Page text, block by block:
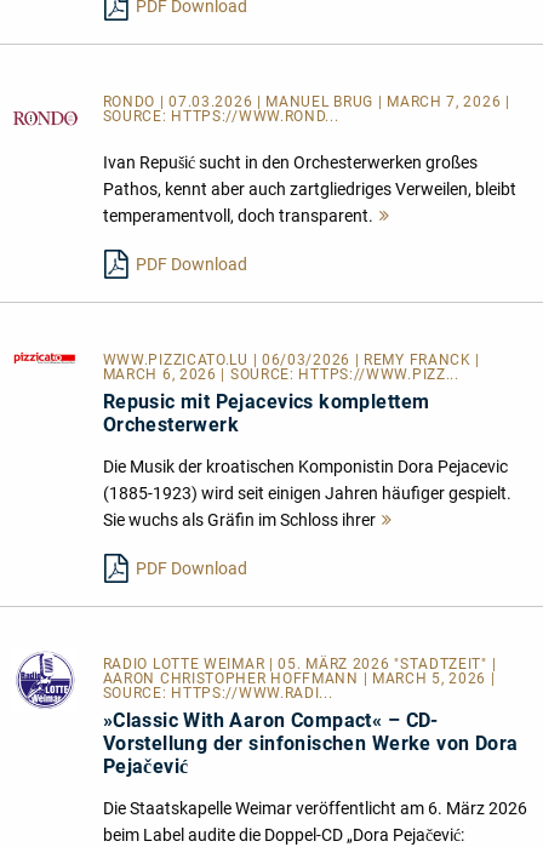
PDF Download
RONDO | 07.03.2026 | MANUEL BRUG | MARCH 7, 2026 |
SOURCE: HTTPS://WWW.ROND...
Ivan Repušić sucht in den Orchesterwerken großes
Pathos, kennt aber auch zartgliedriges Verweilen, bleibt
temperamentvoll, doch transparent.
PDF Download
WWW.PIZZICATO.LU
| 06/03/2026 | REMY FRANCK |
MARCH 6, 2026 | SOURCE: HTTPS://WWW.PIZZ...
Repusic mit Pejacevics komplettem
Orchesterwerk
Die Musik der kroatischen Komponistin Dora Pejacevic
(1885-1923) wird seit einigen Jahren häufiger gespielt.
Sie wuchs als Gräfin im Schloss ihrer
PDF Download
RADIO LOTTE WEIMAR
| 05. MÄRZ 2026 "STADTZEIT" |
AARON CHRISTOPHER HOFFMANN | MARCH 5, 2026 |
SOURCE: HTTPS://WWW.RADI...
»Classic With Aaron Compact« – CD-
Vorstellung der sinfonischen Werke von Dora
Pejačević
Die Staatskapelle Weimar veröffentlicht am 6. März 2026
beim Label audite die Doppel-CD „Dora Pejačević: